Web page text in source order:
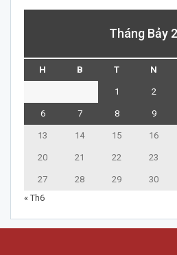
Tháng Bảy
H B T N
1 2
6 7 8 9
13 14 15 16
20 21 22 23
27 28 29 30
« Th6